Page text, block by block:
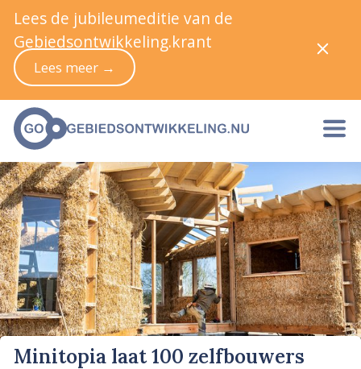
Minitopia laat 100 zelfbouwers
Lees de jubileumeditie van de
Gebiedsontwikkeling.krant
Lees meer →